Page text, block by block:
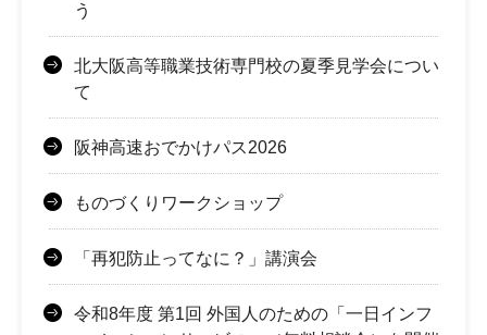
う
北大阪高等職業技術専門校の夏季見学会につい
て
阪神高速おでかけパス2026
ものづくりワークショップ
「再犯防止ってなに？」講演会
令和8年度 第1回 外国人のための「一日インフ